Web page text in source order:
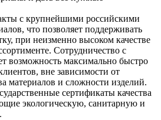
с крупнейшими российскими
что позволяет поддерживать
при неизменно высоком качестве
Сотрудничество с
возможность максимально быстро
вне зависимости от
материалов и сложности изделий.
сертификаты качества
экологическую, санитарную и